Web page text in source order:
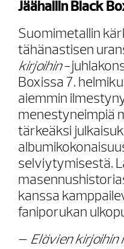
Jäähallin Black
Suomimetallin
tähänastisen
kirjoihin-
Boxissa 7.
aiemmin
menestyneimpiä
tärkeäksi
selviytymisestä.
kanssa
faniporukan
– Elävien